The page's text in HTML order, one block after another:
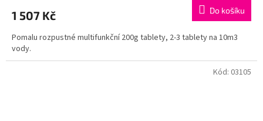
1 507 Kč Do košíku
Pomalu rozpustné multifunkční 200g tablety, 2-3 tablety na 10m3
vody.
Kód: 03105